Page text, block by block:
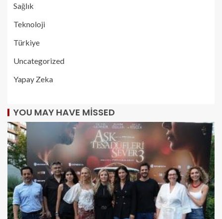
Sağlık
Teknoloji
Türkiye
Uncategorized
Yapay Zeka
YOU MAY HAVE MISSED